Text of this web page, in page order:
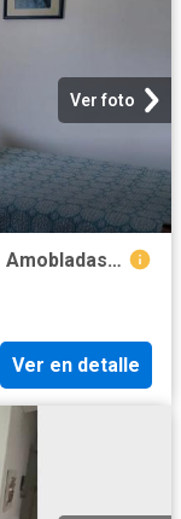
Ver foto
Arriendo Confortables Habitaciones Amobladas/Providencia/ Pasos Metro
Ver en detalle